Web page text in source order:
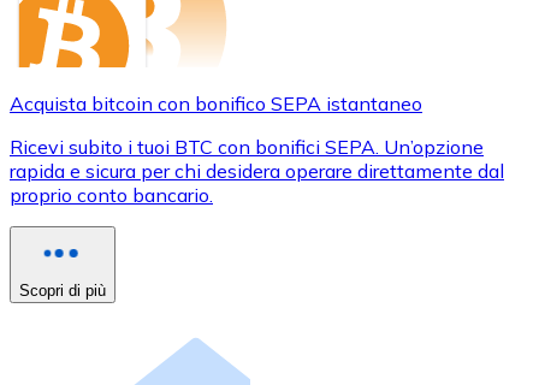
Acquista bitcoin con bonifico SEPA istantaneo
Ricevi subito i tuoi BTC con bonifici SEPA. Un’opzione
rapida e sicura per chi desidera operare direttamente dal
proprio conto bancario.
Scopri di più